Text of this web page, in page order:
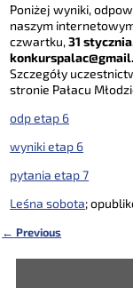
Poniżej wyniki,
naszym
czwartku,31
Szczegóły
stronie Pałacu
odp etap 6
wyniki etap 6
pytania etap 7
Leśna sobota;
← Previous